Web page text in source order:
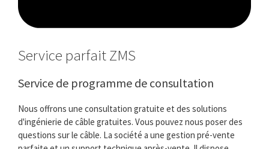
Service parfait ZMS
Service de programme de consultation
Nous offrons une consultation gratuite et des solutions
d'ingénierie de câble gratuites. Vous pouvez nous poser des
questions sur le câble. La société a une gestion pré-vente